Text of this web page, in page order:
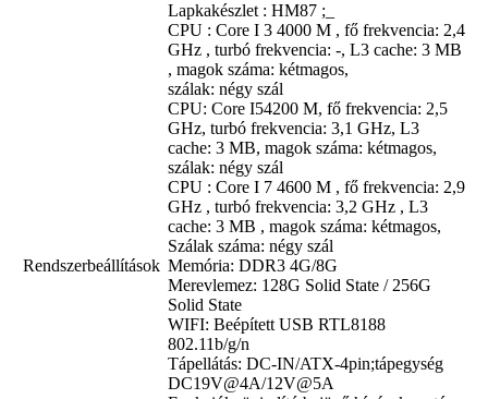
Rendszerbeállítások
Lapkakészlet : HM87 ;_
CPU : Core I 3 4000 M , fő frekvencia: 2,4
GHz , turbó frekvencia: -, L3 cache: 3 MB
, magok száma: kétmagos,
szálak: négy szál
CPU: Core I54200 M, fő frekvencia: 2,5
GHz, turbó frekvencia: 3,1 GHz, L3
cache: 3 MB, magok száma: kétmagos,
szálak: négy szál
CPU : Core I 7 4600 M , fő frekvencia: 2,9
GHz , turbó frekvencia: 3,2 GHz , L3
cache: 3 MB , magok száma: kétmagos,
Szálak száma: négy szál
Memória: DDR3 4G/8G
Merevlemez: 128G Solid State / 256G
Solid State
WIFI: Beépített USB RTL8188
802.11b/g/n
Tápellátás: DC-IN/ATX-4pin;tápegység
DC19V@4A/12V@5A